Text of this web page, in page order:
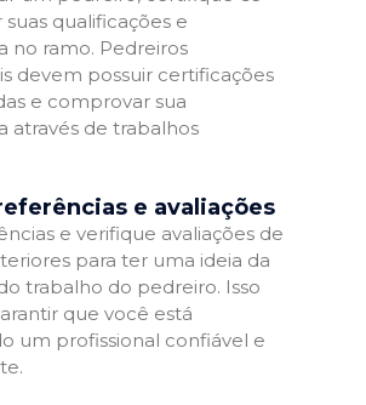
qualificações e
no ramo. Pedreiros
devem possuir certificações
e comprovar sua
através de trabalhos
e avaliações
e verifique avaliações de
para ter uma ideia da
trabalho do pedreiro. Isso
que você está
um profissional confiável e